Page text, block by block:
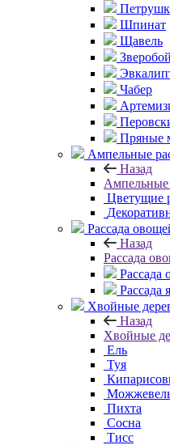
Шпинат
Щавель
Зверобой
Чабер
Пряные
Ампельные
Назад
Ампельные
Цветущие
Рассада
Назад
Рассада
Рассада
Рассада
Хвойные
Назад
Хвойные
Ель
Туя
Пихта
Сосна
Тисc